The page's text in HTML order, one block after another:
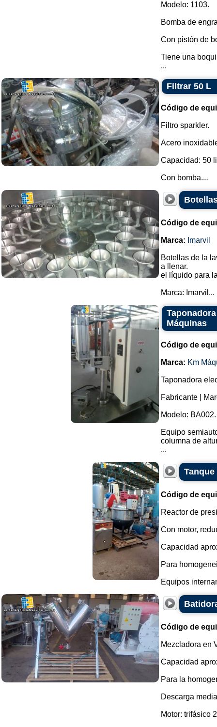
Modelo: 1103.
Bomba de
Con pistón de
Tiene una
...
Filtrar 50 L
Código de
Filtro sparkler.
Acero
Capacidad: 50
Con bomba....
Código de
Marca: Imarvil
Botellas de la
a llenar.
el líquido para
Marca: Imarvil...
Máquinas
Código de
Marca: Km
Taponadora
Fabricante |
Modelo: BA002.
Equipo
columna de
...
Código de
Reactor de
Con motor,
Capacidad
Para
Equipos
Código de
Mezcladora en
Capacidad
Para la
Descarga
Motor: trifásico